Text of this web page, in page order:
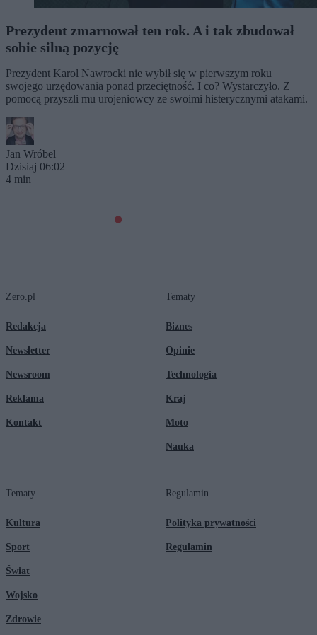
Prezydent zmarnował ten rok. A i tak zbudował
sobie silną pozycję
Prezydent Karol Nawrocki nie wybił się w pierwszym roku
swojego urzędowania ponad przeciętność. I co? Wystarczyło. Z
pomocą przyszli mu urojeniowcy ze swoimi histerycznymi atakami.
Jan Wróbel
Dzisiaj 06:02
4 min
Zero.pl
Redakcja
Newsletter
Newsroom
Reklama
Kontakt
Tematy
Biznes
Opinie
Technologia
Kraj
Moto
Nauka
Tematy
Kultura
Sport
Świat
Wojsko
Zdrowie
Regulamin
Polityka prywatności
Regulamin